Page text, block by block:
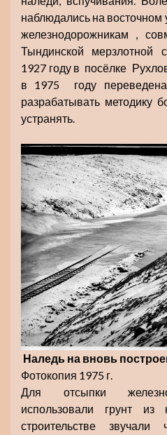
наблюдались на
железнодорожникам ,
Тындинской мерзлотной
1927 году в посёлке
в 1975 году
разрабатывать методику
устранять.
Наледь на вновь
Фотокопия 1975 г.
Для отсыпки
использовали грунт
строительстве